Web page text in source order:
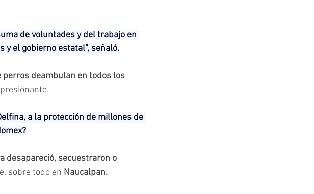
de voluntades y del trabajo en
el gobierno estatal”, señaló.
perros deambulan en todos los
a la protección de millones de
desapareció, secuestraron o
sobre todo en Naucalpan.